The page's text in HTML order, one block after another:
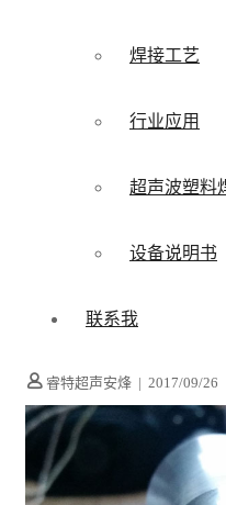
焊接工艺
行业应用
超声波塑料
设备说明书
联系我
睿特超声安烽 | 2017/09/26